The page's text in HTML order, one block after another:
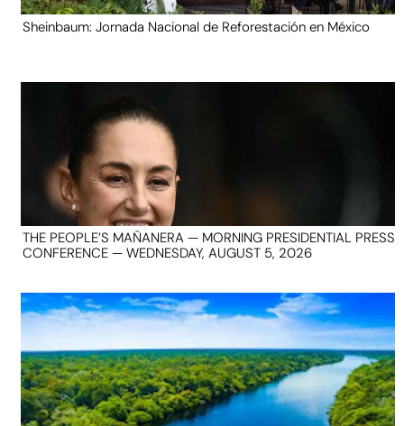
Sheinbaum: Jornada Nacional de Reforestación en México
THE PEOPLE’S MAÑANERA — MORNING PRESIDENTIAL PRESS
CONFERENCE — WEDNESDAY, AUGUST 5, 2026